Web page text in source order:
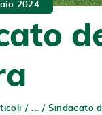
2024
... Sindacato